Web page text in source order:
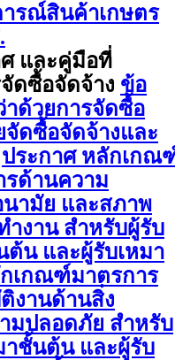
ารณ์สินค้าเกษตร
และคู่มือที่
ดซื้อจัดจ้าง ข้อ
าด้วยการจัดซื้อ
จัดซื้อจัดจ้างและ
ประกาศ หลักเกณ
รด้านความ
ามัย และสภาพ
ำงาน สำหรับผู้รับ
ต้น และผู้รับเหมา
เกณฑ์มาตรการ
งานด้านสิ่ง
มปลอดภัย สำหรับ
าชั้นต้น และผู้รับ